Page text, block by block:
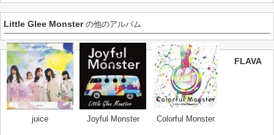
Little Glee Monsterの他のアルバム
juice Joyful Monster Colorful Monster
FLAVA